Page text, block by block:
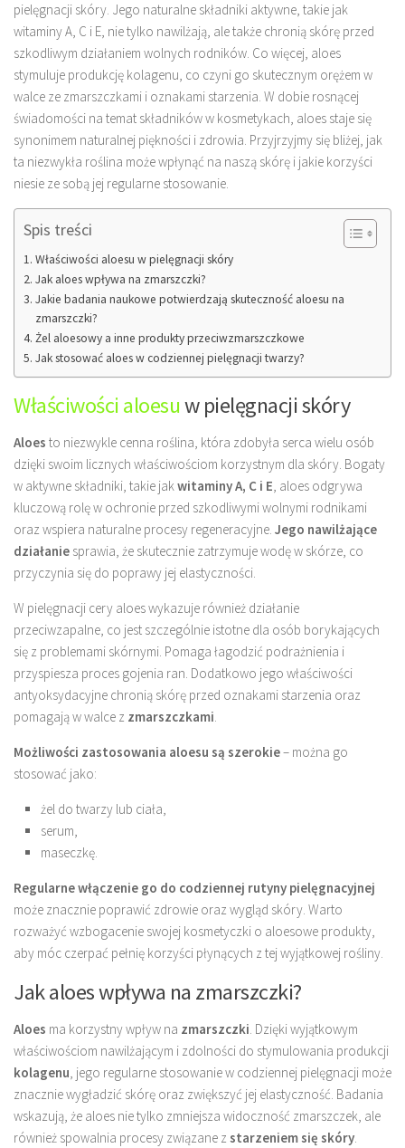
pielęgnacji skóry. Jego naturalne składniki aktywne, takie jak
witaminy A, C i E, nie tylko nawilżają, ale także chronią skórę przed
szkodliwym działaniem wolnych rodników. Co więcej, aloes
stymuluje produkcję kolagenu, co czyni go skutecznym orężem w
walce ze zmarszczkami i oznakami starzenia. W dobie rosnącej
świadomości na temat składników w kosmetykach, aloes staje się
synonimem naturalnej piękności i zdrowia. Przyjrzyjmy się bliżej, jak
ta niezwykła roślina może wpłynąć na naszą skórę i jakie korzyści
niesie ze sobą jej regularne stosowanie.
Spis treści
Właściwości aloesu w pielęgnacji skóry
Jak aloes wpływa na zmarszczki?
Jakie badania naukowe potwierdzają skuteczność aloesu na
zmarszczki?
Żel aloesowy a inne produkty przeciwzmarszczkowe
Jak stosować aloes w codziennej pielęgnacji twarzy?
Właściwości aloesuw pielęgnacji skóry
Aloes to niezwykle cenna roślina, która zdobyła serca wielu osób
dzięki swoim licznych właściwościom korzystnym dla skóry. Bogaty
w aktywne składniki, takie jakwitaminy A, C i E, aloes odgrywa
kluczową rolę w ochronie przed szkodliwymi wolnymi rodnikami
oraz wspiera naturalne procesy regeneracyjne. Jego nawilżające
działanie sprawia, że skutecznie zatrzymuje wodę w skórze, co
przyczynia się do poprawy jej elastyczności.
W pielęgnacji cery aloes wykazuje również działanie
przeciwzapalne, co jest szczególnie istotne dla osób borykających
się z problemami skórnymi. Pomaga łagodzić podrażnienia i
przyspiesza proces gojenia ran. Dodatkowo jego właściwości
antyoksydacyjne chronią skórę przed oznakami starzenia oraz
pomagają w walce z zmarszczkami.
Możliwości zastosowania aloesu są szerokie– można go
stosować jako:
żel do twarzy lub ciała,
serum,
maseczkę.
Regularne włączenie go do codziennej rutyny pielęgnacyjnej
może znacznie poprawić zdrowie oraz wygląd skóry. Warto
rozważyć wzbogacenie swojej kosmetyczki o aloesowe produkty,
aby móc czerpać pełnię korzyści płynących z tej wyjątkowej rośliny.
Jak aloes wpływa na zmarszczki?
Aloes ma korzystny wpływ na zmarszczki. Dzięki wyjątkowym
właściwościom nawilżającym i zdolności do stymulowania produkcji
kolagenu, jego regularne stosowanie w codziennej pielęgnacji może
znacznie wygładzić skórę oraz zwiększyć jej elastyczność. Badania
wskazują, że aloes nie tylko zmniejsza widoczność zmarszczek, ale
również spowalnia procesy związane z starzeniem się skóry.